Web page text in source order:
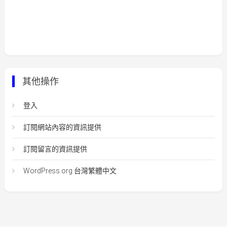
其他操作
登入
訂閱網站內容的資訊提供
訂閱留言的資訊提供
WordPress.org 台灣繁體中文